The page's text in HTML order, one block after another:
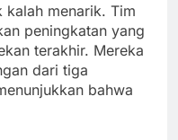
kalah menarik. Tim
peningkatan yang
terakhir. Mereka
dari tiga
bahwa